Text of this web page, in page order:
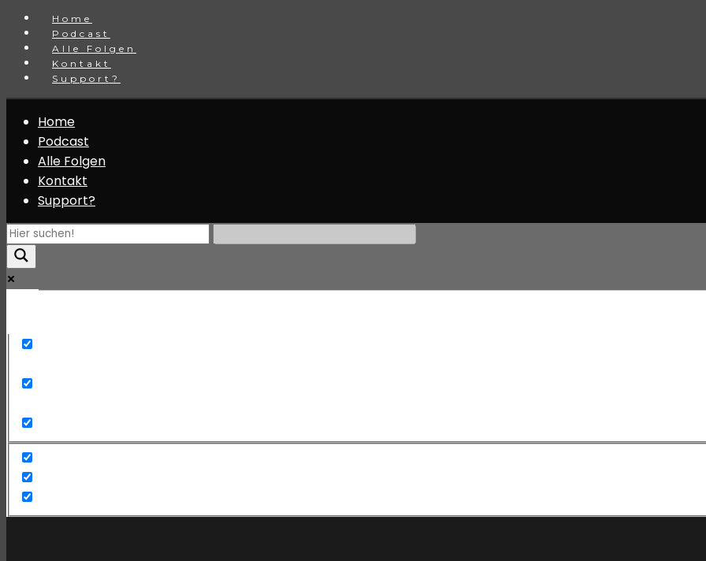
Home
Podcast
Alle Folgen
Kontakt
Support?
Home
Podcast
Alle Folgen
Kontakt
Support?